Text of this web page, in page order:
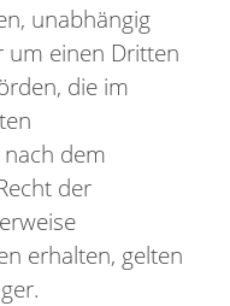
unabhängig
um einen Dritten
die im
dem
der
erhalten, gelten